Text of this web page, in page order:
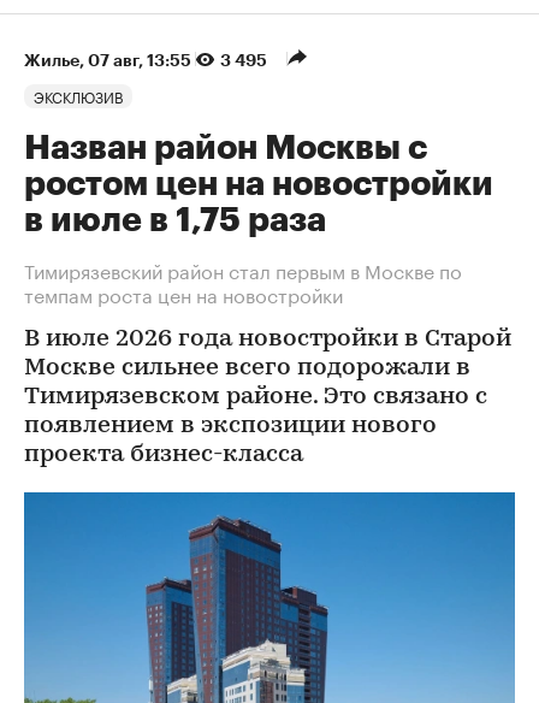
Жилье 07 авг, 13:55 3 495
ЭКСКЛЮЗИВ
Назван район Москвы с
ростом цен на новостройки
в июле в 1,75 раза
Тимирязевский район стал первым в Москве по
темпам роста цен на новостройки
В июле 2026 года новостройки в Старой
Москве сильнее всего подорожали в
Тимирязевском районе. Это связано с
появлением в экспозиции нового
проекта бизнес-класса